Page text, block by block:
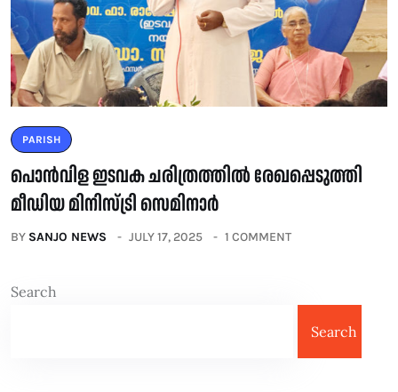
PARISH
പൊൻവിള ഇടവക ചരിത്രത്തിൽ രേഖപ്പെടുത്തി
മീഡിയ മിനിസ്ട്രി സെമിനാർ
BY SANJO NEWS JULY 17, 2025 1 COMMENT
Search
Search